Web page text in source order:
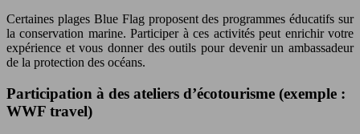
Certaines plages Blue Flag proposent des programmes éducatifs sur
la conservation marine. Participer à ces activités peut enrichir votre
expérience et vous donner des outils pour devenir un ambassadeur
de la protection des océans.
Participation à des ateliers d’écotourisme (exemple :
WWF travel)